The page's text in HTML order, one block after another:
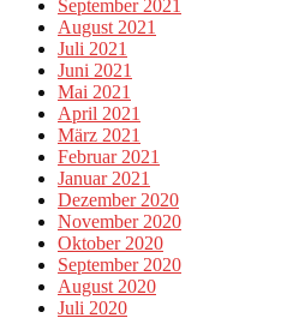
September 2021
August 2021
Juli 2021
Juni 2021
Mai 2021
April 2021
März 2021
Februar 2021
Januar 2021
Dezember 2020
November 2020
Oktober 2020
September 2020
August 2020
Juli 2020